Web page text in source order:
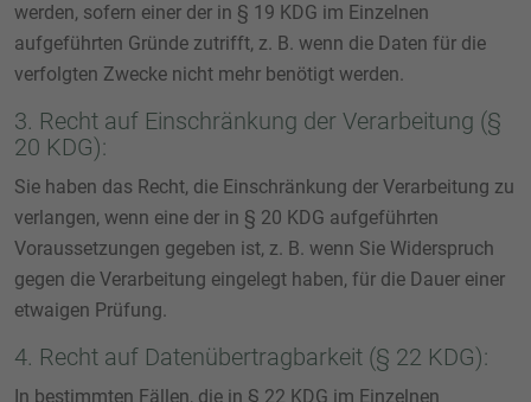
werden, sofern einer der in § 19 KDG im Einzelnen
aufgeführten Gründe zutrifft, z. B. wenn die Daten für die
verfolgten Zwecke nicht mehr benötigt werden.
3. Recht auf Einschränkung der Verarbeitung (§
20 KDG):
Sie haben das Recht, die Einschränkung der Verarbeitung zu
verlangen, wenn eine der in § 20 KDG aufgeführten
Voraussetzungen gegeben ist, z. B. wenn Sie Widerspruch
gegen die Verarbeitung eingelegt haben, für die Dauer einer
etwaigen Prüfung.
4. Recht auf Datenübertragbarkeit (§ 22 KDG):
In bestimmten Fällen, die in § 22 KDG im Einzelnen